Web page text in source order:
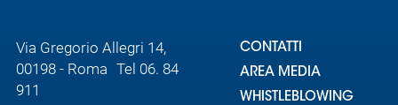
Via Gregorio Allegri 14,
00198 - Roma Tel 06. 84
911
CONTATTI
AREA MEDIA
WHISTLEBLOWING